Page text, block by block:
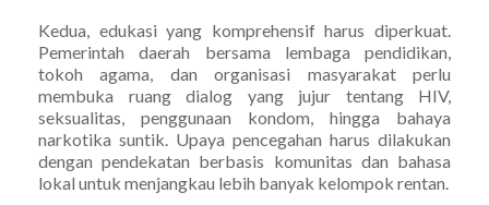
Kedua, edukasi yang komprehensif harus diperkuat.
Pemerintah daerah bersama lembaga pendidikan,
tokoh agama, dan organisasi masyarakat perlu
membuka ruang dialog yang jujur tentang HIV,
seksualitas, penggunaan kondom, hingga bahaya
narkotika suntik. Upaya pencegahan harus dilakukan
dengan pendekatan berbasis komunitas dan bahasa
lokal untuk menjangkau lebih banyak kelompok rentan.